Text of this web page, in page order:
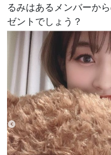
るみはあるメンバーか
ゼントでしょう？